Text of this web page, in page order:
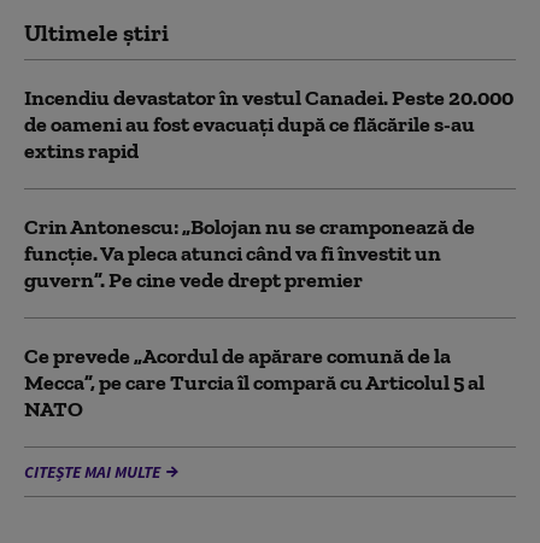
Ultimele știri
Incendiu devastator în vestul Canadei. Peste 20.000
de oameni au fost evacuați după ce flăcările s-au
extins rapid
Crin Antonescu: „Bolojan nu se cramponează de
funcție. Va pleca atunci când va fi învestit un
guvern”. Pe cine vede drept premier
Ce prevede „Acordul de apărare comună de la
Mecca”, pe care Turcia îl compară cu Articolul 5 al
NATO
CITEȘTE MAI MULTE